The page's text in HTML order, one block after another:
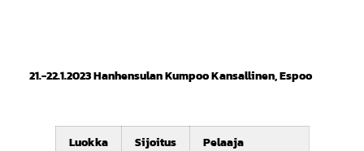
21.-22.1.2023 Hanhensulan Kumpoo Kansallinen, Espoo
Luokka Sijoitus
Pelaaja